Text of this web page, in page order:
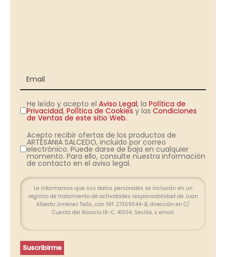
He leído y acepto el Aviso Legal, la Política de
Privacidad, Política de Cookies y las Condiciones
de Ventas de este sitio Web.
Acepto recibir ofertas de los productos de
ARTESANIA SALCEDO, incluido por correo
electrónico. Puede darse de baja en cualquier
momento. Para ello, consulte nuestra información
de contacto en el aviso legal.
Le informamos que sus datos personales se incluirán en un
registro de tratamiento de actividades responsabilidad de Juan
Alberto Jiménez Tello., con NIF 27309544-B, dirección en C/
Cuesta del Rosario 16-C, 41004, Sevilla, y email
profesional y, durante los plazos exigidos por ley para atender
eventuales responsabilidades finalizada la relación. Se
Suscribirme